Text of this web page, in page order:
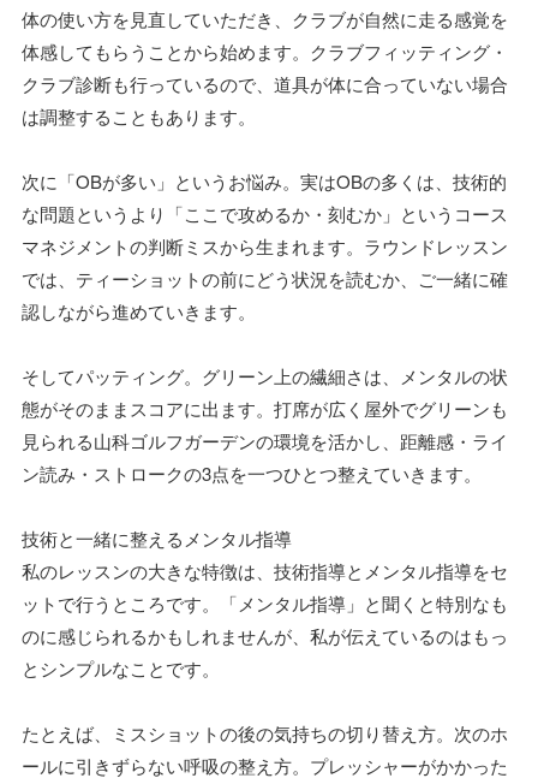
体の使い方を見直していただき、クラブが自然に走る感覚を
体感してもらうことから始めます。クラブフィッティング・
クラブ診断も行っているので、道具が体に合っていない場合
は調整することもあります。
次に「OBが多い」というお悩み。実はOBの多くは、技術的
な問題というより「ここで攻めるか・刻むか」というコース
マネジメントの判断ミスから生まれます。ラウンドレッスン
では、ティーショットの前にどう状況を読むか、ご一緒に確
認しながら進めていきます。
そしてパッティング。グリーン上の繊細さは、メンタルの状
態がそのままスコアに出ます。打席が広く屋外でグリーンも
見られる山科ゴルフガーデンの環境を活かし、距離感・ライ
ン読み・ストロークの3点を一つひとつ整えていきます。
技術と一緒に整えるメンタル指導
私のレッスンの大きな特徴は、技術指導とメンタル指導をセ
ットで行うところです。「メンタル指導」と聞くと特別なも
のに感じられるかもしれませんが、私が伝えているのはもっ
とシンプルなことです。
たとえば、ミスショットの後の気持ちの切り替え方。次のホ
ールに引きずらない呼吸の整え方。プレッシャーがかかった